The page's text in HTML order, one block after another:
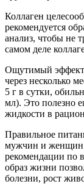
Коллаген
рекомендуется
анализ, чтобы не
самом деле
Ощутимый эффект
через несколько
5 г в сутки,
мл). Это полезно
жидкости в
Правильное
мужчин и женщин
рекомендации по
образ жизни
болезни, рост